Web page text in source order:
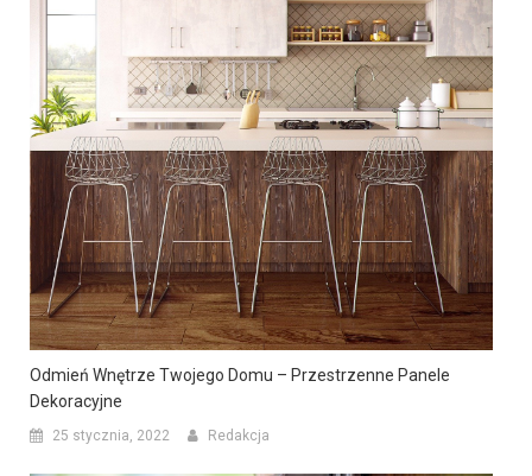
Odmień Wnętrze Twojego Domu – Przestrzenne Panele
Dekoracyjne
25 stycznia, 2022 Redakcja